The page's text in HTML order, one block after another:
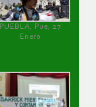
PUEBLA, Pue, 27
Enero